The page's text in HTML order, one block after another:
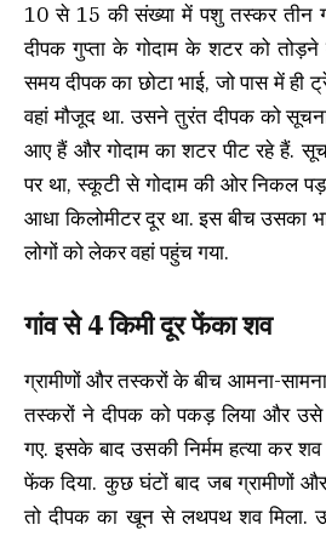
10 से 15 की संख्या में पशु तस्कर तीन
दीपक गुप्ता के गोदाम के शटर को
समय दीपक का छोटा भाई, जो पास में ही
वहां मौजूद था. उसने तुरंत दीपक को
आए हैं और गोदाम का शटर पीट रहे हैं.
पर था, स्कूटी से गोदाम की ओर निकल
आधा किलोमीटर दूर था. इस बीच उसका
लोगों को लेकर वहां पहुंच गया.
गांव से 4 किमी दूर फेंका शव
ग्रामीणों और तस्करों के बीच आमना-
तस्करों ने दीपक को पकड़ लिया और उसे
गए. इसके बाद उसकी निर्मम हत्या कर
फेंक दिया. कुछ घंटों बाद जब ग्रामीणों
तो दीपक का खून से लथपथ शव मिला.